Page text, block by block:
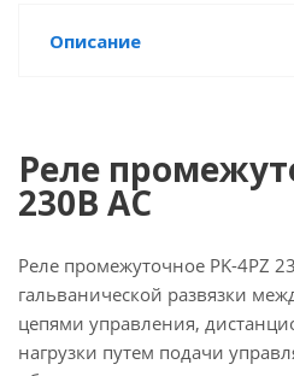
Описание
Реле
230В AC
Реле промежуточное PK-4PZ
гальванической развязки
цепями управления,
нагрузки путем подачи